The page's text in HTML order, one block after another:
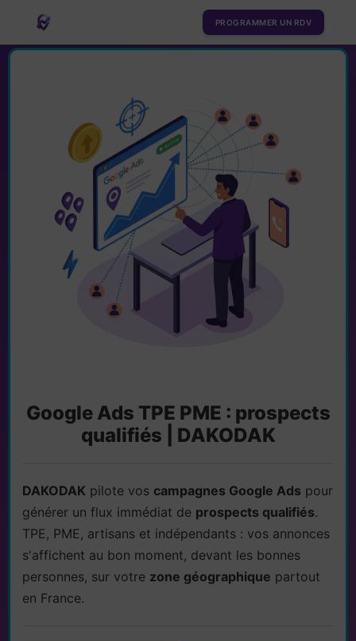
PROGRAMMER UN RDV
Google Ads TPE PME : prospects
qualifiés | DAKODAK
DAKODAK pilote vos campagnes Google Ads pour
générer un flux immédiat de prospects qualifiés.
TPE, PME, artisans et indépendants : vos annonces
s'affichent au bon moment, devant les bonnes
personnes, sur votre zone géographique partout
en France.